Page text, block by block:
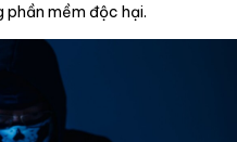
phần mềm độc hại.